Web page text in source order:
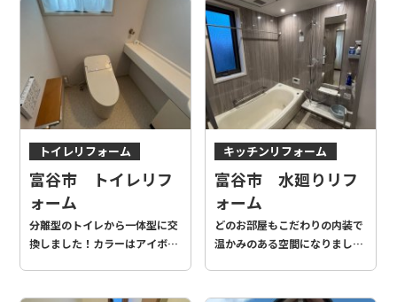
衣室とトイレで統一したアクセ
ントクロスも素敵です！
トイレリフォーム
富谷市 トイレリフ
ォーム
分離型のトイレから一体型に交
換しました！カラーはアイボリ
キッチンリフォーム
お風呂リフォーム
トイレリフォーム
富谷市 水廻りリフ
ォーム
どのお部屋もこだわりの内装で
温かみのある空間になりまし
(^^)/